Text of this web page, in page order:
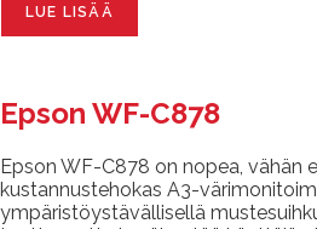
LUE LISÄÄ
Epson WF-C878
Epson WF-C878 on nopea, vähän
kustannustehokas A3-
ympäristöystävällisellä